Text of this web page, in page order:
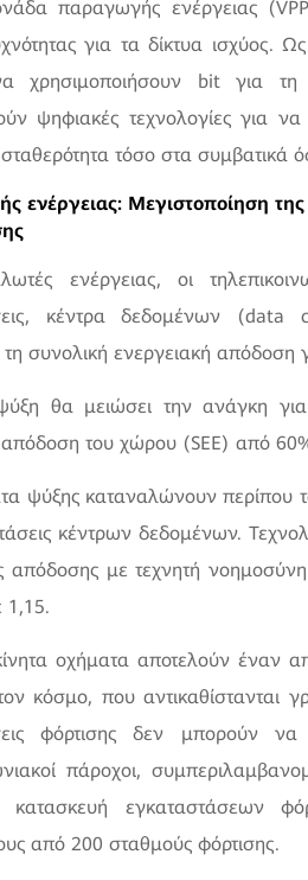
παραγωγής ενέργειας
για τα δίκτυα ισχύος.
χρησιμοποιήσουν bit για
ψηφιακές τεχνολογίες για
τόσο στα
ενέργειας: Μεγιστοποίηση
ενέργειας, οι
κέντρα δεδομένων (data
συνολική ενεργειακή απόδοση
θα μειώσει την ανάγκη για
απόδοση του χώρου (SEE) από
ψύξης καταναλώνουν περίπου
κέντρων δεδομένων.
απόδοσης με τεχνητή
1,15.
οχήματα αποτελούν έναν
κόσμο, που αντικαθίστανται
φόρτισης δεν μπορούν
πάροχοι,
εγκαταστάσεων
από 200 σταθμούς φόρτισης.